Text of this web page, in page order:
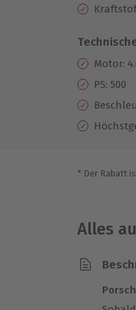
Motor:
PS: 500
* Der Rabatt
Alles